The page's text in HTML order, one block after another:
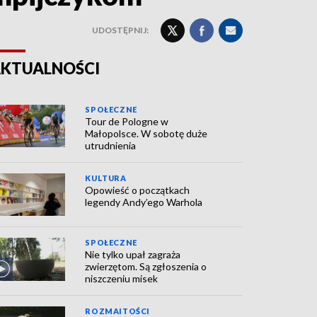
UDOSTĘPNIJ:
SPOŁECZNE
Tour de Pologne w
Małopolsce. W sobotę duże
utrudnienia
KULTURA
Opowieść o początkach
legendy Andy’ego Warhola
SPOŁECZNE
Nie tylko upał zagraża
zwierzętom. Są zgłoszenia o
niszczeniu misek
ROZMAITOŚCI